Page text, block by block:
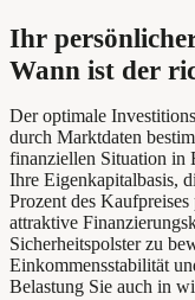
Ihr
Wann ist der
Der optimale
durch Marktdaten
finanziellen Situation in
Ihre Eigenkapitalbasis,
Prozent des
attraktive
Sicherheitspolster zu
Einkommensstabilität
Belastung Sie auch in